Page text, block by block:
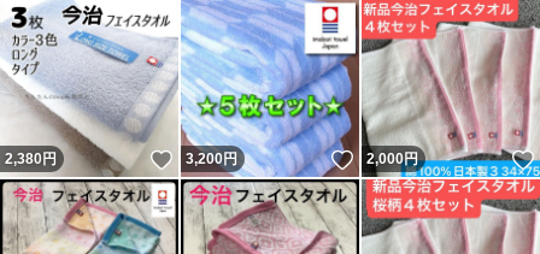
2,380円 いいね！
3,200円 いいね！
2,000円